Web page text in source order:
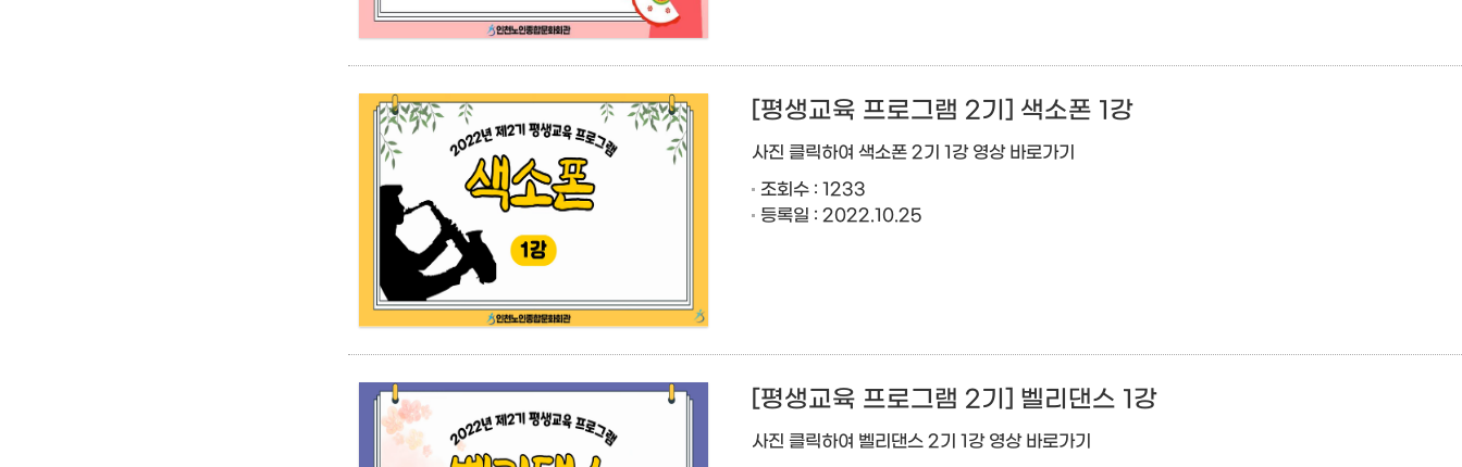
[평생교육 프로그램 2기] 색소폰 1강
사진 클릭하여 색소폰 2기 1강 영상 바로가기
조회수 : 1233
등록일 : 2022.10.25
[평생교육 프로그램 2기] 벨리댄스 1강
사진 클릭하여 벨리댄스 2기 1강 영상 바로가기